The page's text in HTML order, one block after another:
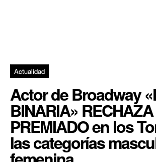
Actualidad
Actor de Broadway
BINARIA»
PREMIADO en los
las categorías